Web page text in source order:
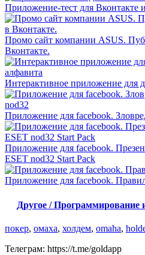
Приложение-тест для Вконтакте
Промо сайт компании ASUS.
Вконтакте.
Интерактивное приложение для
Приложение для facebook.
Приложение для facebook.
ESET nod32 Start Pack
Приложение для facebook.
Другое / Программирование
покер, омаха, холдем, omaha,
Телеграм: https://t.me/goldapp